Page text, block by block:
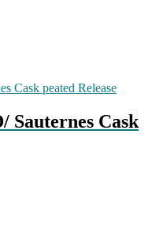
Sauternes Cask